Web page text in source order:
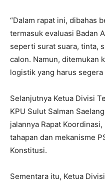
“Dalam rapat ini, dibahas
termasuk evaluasi Badan
seperti surat suara, tinta,
calon. Namun, ditemukan
logistik yang harus segera
Selanjutnya Ketua Divisi
KPU Sulut Salman
jalannya Rapat
tahapan dan mekanisme
Konstitusi.
Sementara itu, Ketua